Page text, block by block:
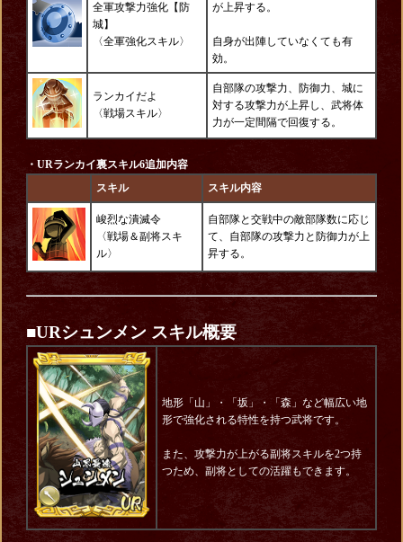
全軍攻撃力強化【防
城】
〈全軍強化スキル〉
が上昇する。
自身が出陣していなくても有
効。
ランカイだよ
〈戦場スキル〉
自部隊の攻撃力、防御力、城に
対する攻撃力が上昇し、武将体
力が一定間隔で回復する。
・URランカイ裏スキル6追加内容
スキル
スキル内容
峻烈な潰滅令
〈戦場＆副将スキ
ル〉
自部隊と交戦中の敵部隊数に応じ
て、自部隊の攻撃力と防御力が上
昇する。
■URシュンメン スキル概要
地形「山」・「坂」・「森」など幅広い地
形で強化される特性を持つ武将です。
また、攻撃力が上がる副将スキルを2つ持
つため、副将としての活躍もできます。